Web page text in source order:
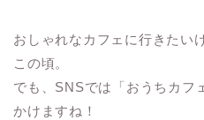
おしゃれなカフェに行きたい
この頃。
でも、SNSでは「おうちカフ
かけますね！